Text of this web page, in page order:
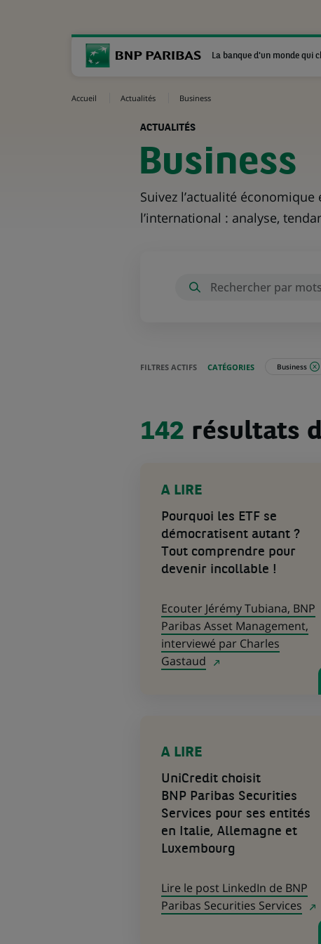
La banque d'un monde qui
Accueil Actualités Business
ACTUALITÉS
Business
Suivez l’actualité
l’international : analyse,
FILTRES ACTIFS CATÉGORIES Business
142
résultats
Business
142 résultats
A LIRE
Pourquoi les ETF se
démocratisent autant ?
Tout comprendre pour
devenir incollable !
Ecouter Jérémy Tubiana, BNP
Paribas Asset Management,
interviewé par Charles
Gastaud
s'ouvre
dans
nouvel
onglet)
A LIRE
UniCredit choisit
BNP Paribas Securities
Services pour ses entités
en Italie, Allemagne et
Luxembourg
Lire le post LinkedIn de BNP
Paribas Securities Services
s'ouvre
nouvel
onglet)